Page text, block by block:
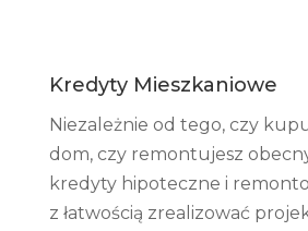
Kredyty Mieszkaniowe
Niezależnie od tego, czy
dom, czy remontujesz
kredyty hipoteczne i
z łatwością zrealizować